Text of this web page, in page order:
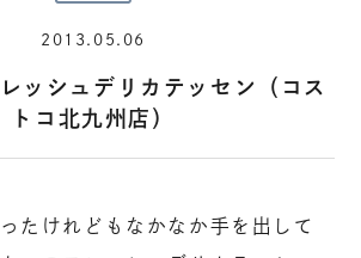
2013.05.06
ッシュデリカテッセン（コス
トコ北九州店）
たけれどもなかなか手を出して